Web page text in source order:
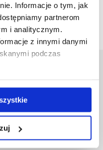
Informacje o tym, jak
partnerom
i analitycznym.
z innymi danymi
podczas